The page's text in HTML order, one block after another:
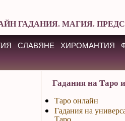
ГАДАНИЯ. МАГИЯ.
СЛАВЯНЕ ХИРОМАНТИЯ
Гадания на Таро
Таро онлайн
Гадания на
Таро